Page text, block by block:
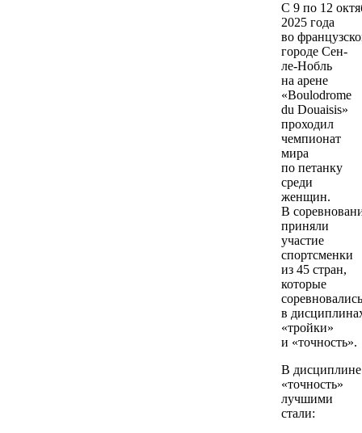
С 9 по 12
2025 года
во
городе Сен-
ле-Нобль
на арене
«Boulodrome
du Douaisis»
проходил
чемпионат
мира
по петанку
среди
женщин.
В
приняли
участие
спортсменки
из 45 стран,
которые
соревновались
в
«тройки»
и «точность».
В дисциплине
«точность»
лучшими
стали: